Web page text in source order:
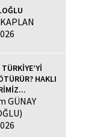
HAKLI
GÜNAY